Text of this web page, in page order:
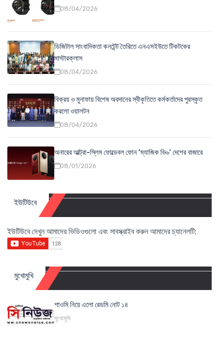
08/04/2026
ডিজিটাল সাংবাদিকতা কনটেন্ট তৈরিতে এনএসইউতে টিকটকের
মাস্টারক্লাস
08/04/2026
বিক্রয় ও মুনাফায় বিশেষ অবদানের স্বীকৃতিতে কর্মকর্তাদের পুরস্কৃত
করলো ওয়ালটন
08/04/2026
অনারের আল্ট্রা-স্লিম ফোল্ডেবল ফোন ‘ম্যাজিক ভি৬’ দেশের বাজারে
08/01/2026
ইউটিউবে
ইউটিউবে দেখুন আমাদের ভিডিওগুলো এবং সাবস্ক্রাইব করুন আমাদের চ্যানেলটি:
মুখোমুখি
শাওমি নিয়ে এলো রেডমি নোট ১৪
মুখোমুখি